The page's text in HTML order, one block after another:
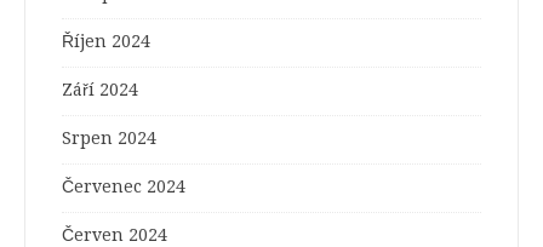
Říjen 2024
Září 2024
Srpen 2024
Červenec 2024
Červen 2024